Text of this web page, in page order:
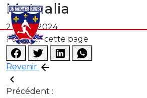
Mutualia
21 août 2024
Revenir
Partager cette page
Précédent :